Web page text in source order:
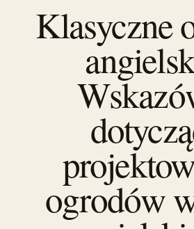
Klasyczne
ogrodów